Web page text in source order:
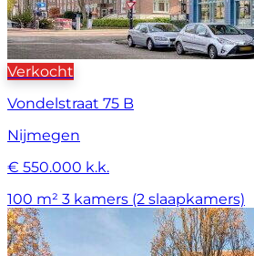
Verkocht
Vondelstraat 75 B
Nijmegen
€ 550.000 k.k.
100 m² 3 kamers (2 slaapkamers)